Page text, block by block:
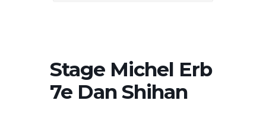
Stage Michel Erb
7e Dan Shihan